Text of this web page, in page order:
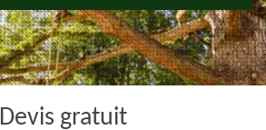
Devis gratuit